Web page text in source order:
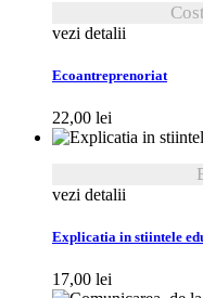
vezi detalii
Ecoantreprenoriat
22,00 lei
vezi detalii
Explicatia in stiintele
17,00 lei